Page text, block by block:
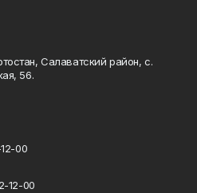
Салаватский район, с.
56.
00
12-00